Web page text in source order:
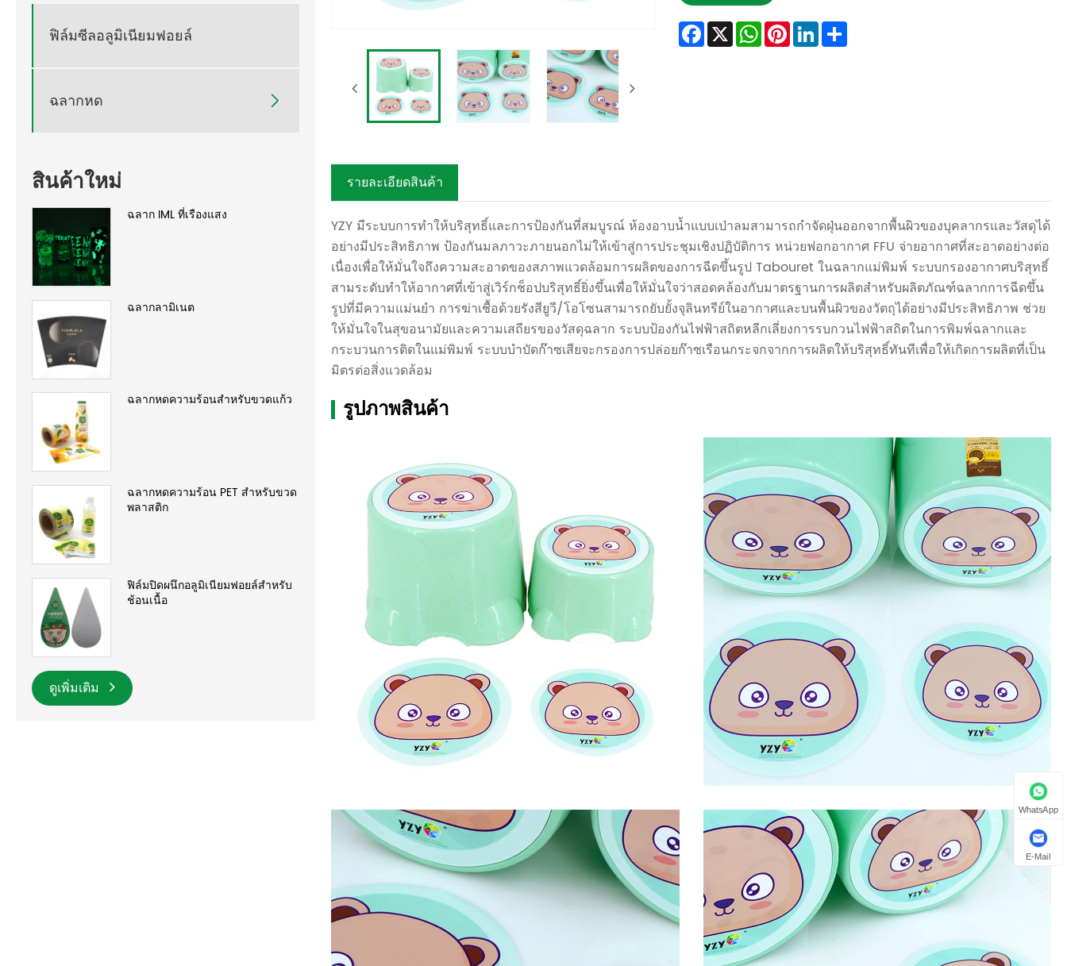
ฟิล์มซีลอลูมิเนียมฟอยล์
ฉลากหด 
สินค้าใหม่
ฉลาก IML ที่เรืองแสง
ฉลากลามิเนต
ฉลากหดความร้อนสำหรับขวดแก้ว
ฉลากหดความร้อน PET สำหรับขวด
พลาสติก
ฟิล์มปิดผนึกอลูมิเนียมฟอยล์สำหรับ
ช้อนเนื้อ
ดูเพิ่มเติม
Facebook
X WhatsApp
Pinterest
LinkedInShare
รายละเอียดสินค้า
YZY มีระบบการทำให้บริสุทธิ์และการป้องกันที่สมบูรณ์ ห้องอาบน้ำแบบเป่าลมสามารถกำจัดฝุ่นออกจากพื้นผิวของบุคลากรและวัสดุได้
อย่างมีประสิทธิภาพ ป้องกันมลภาวะภายนอกไม่ให้เข้าสู่การประชุมเชิงปฏิบัติการ หน่วยฟอกอากาศ FFU จ่ายอากาศที่สะอาดอย่างต่อ
เนื่องเพื่อให้มั่นใจถึงความสะอาดของสภาพแวดล้อมการผลิตของการฉีดขึ้นรูป Tabouret ในฉลากแม่พิมพ์ ระบบกรองอากาศบริสุทธิ์
สามระดับทำให้อากาศที่เข้าสู่เวิร์กช็อปบริสุทธิ์ยิ่งขึ้นเพื่อให้มั่นใจว่าสอดคล้องกับมาตรฐานการผลิตสำหรับผลิตภัณฑ์ฉลากการฉีดขึ้น
รูปที่มีความแม่นยำ การฆ่าเชื้อด้วยรังสียูวี/โอโซนสามารถยับยั้งจุลินทรีย์ในอากาศและบนพื้นผิวของวัตถุได้อย่างมีประสิทธิภาพ ช่วย
ให้มั่นใจในสุขอนามัยและความเสถียรของวัสดุฉลาก ระบบป้องกันไฟฟ้าสถิตหลีกเลี่ยงการรบกวนไฟฟ้าสถิตในการพิมพ์ฉลากและ
กระบวนการติดในแม่พิมพ์ ระบบบำบัดก๊าซเสียจะกรองการปล่อยก๊าซเรือนกระจกจากการผลิตให้บริสุทธิ์ทันทีเพื่อให้เกิดการผลิตที่เป็น
มิตรต่อสิ่งแวดล้อม
รูปภาพสินค้า
WhatsApp
E-Mail